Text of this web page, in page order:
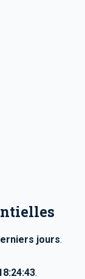
jours.
.